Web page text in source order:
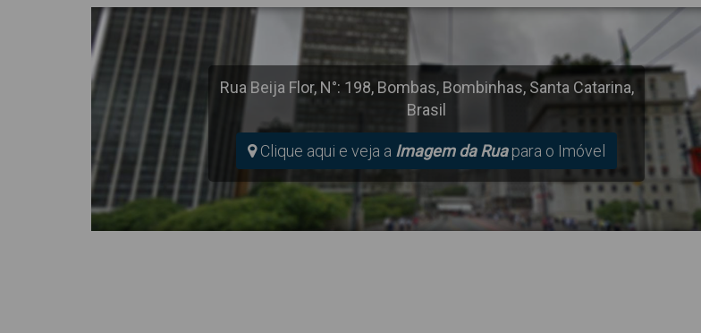
Rua Beija Flor, N°: 198, Bombas, Bombinhas, Santa Catarina,
Brasil
Clique aqui e veja a Imagem da Ruapara o Imóvel